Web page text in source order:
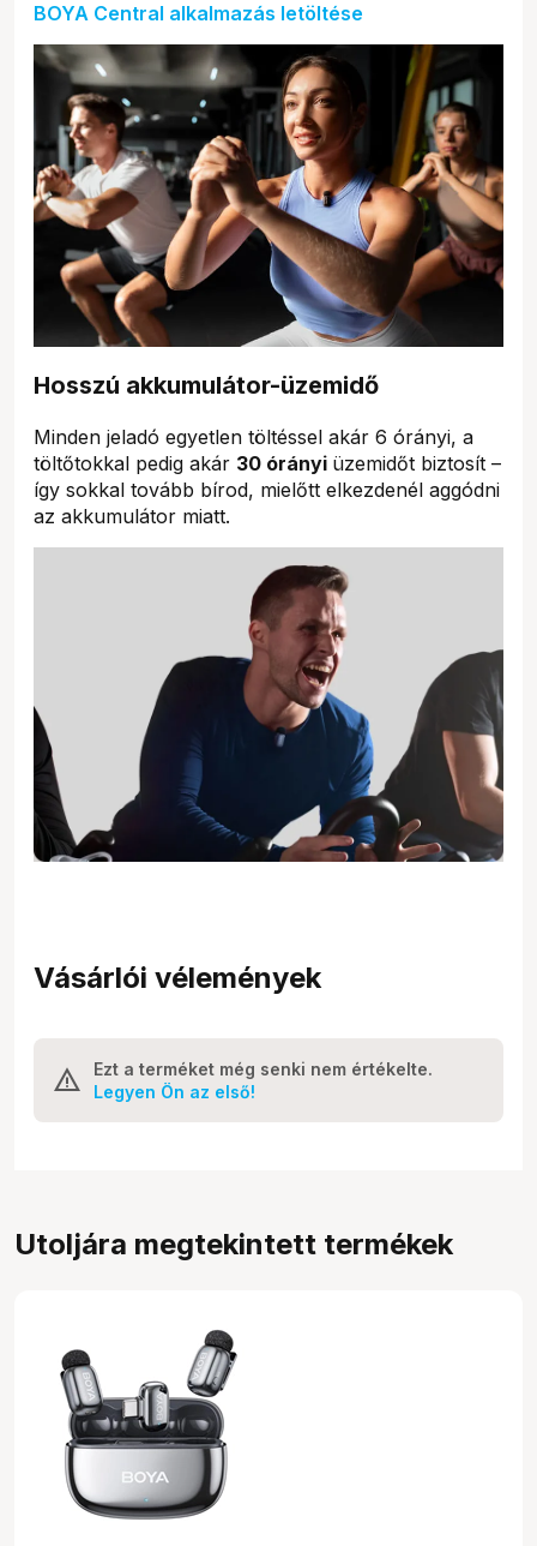
BOYA Central alkalmazás letöltése
Hosszú akkumulátor-üzemidő
Minden jeladó egyetlen töltéssel akár 6 órányi, a
töltőtokkal pedig akár 30 órányi üzemidőt biztosít –
így sokkal tovább bírod, mielőtt elkezdenél aggódni
az akkumulátor miatt.
Vásárlói vélemények
Ezt a terméket még senki nem értékelte.
Legyen Ön az első!
Utoljára megtekintett termékek